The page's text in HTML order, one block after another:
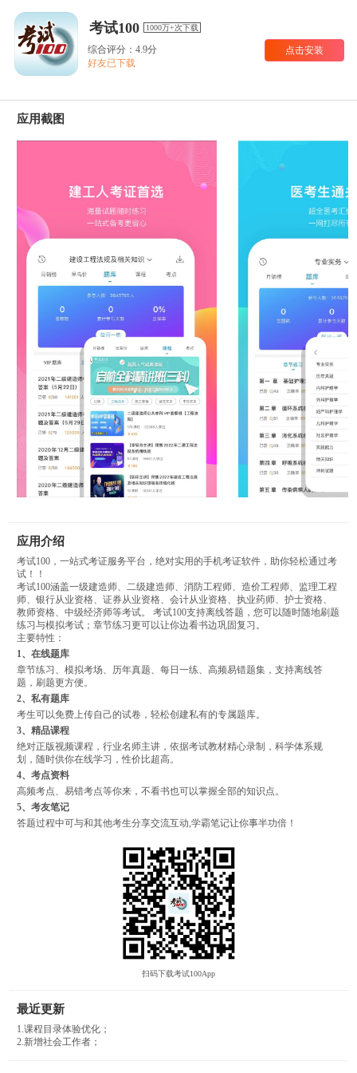
考试100 1000万+次下载
综合评分：4.9分
好友已下载
点击安装
应用截图
应用介绍
考试100，一站式考证服务平台，绝对实用的手机考证软件，助你轻松通过考
试！！
考试100涵盖一级建造师、二级建造师、消防工程师、造价工程师、监理工程
师、银行从业资格、证券从业资格、会计从业资格、执业药师、护士资格、
教师资格、中级经济师等考试。 考试100支持离线答题，您可以随时随地刷题
练习与模拟考试；章节练习更可以让你边看书边巩固复习。
主要特性：
1、在线题库
章节练习、模拟考场、历年真题、每日一练、高频易错题集，支持离线答
题，刷题更方便。
2、私有题库
考生可以免费上传自己的试卷，轻松创建私有的专属题库。
3、精品课程
绝对正版视频课程，行业名师主讲，依据考试教材精心录制，科学体系规
划，随时供你在线学习，性价比超高。
4、考点资料
高频考点、易错考点等你来，不看书也可以掌握全部的知识点。
5、考友笔记
答题过程中可与和其他考生分享交流互动,学霸笔记让你事半功倍！
扫码下载考试100App
最近更新
1.课程目录体验优化；
2.新增社会工作者；